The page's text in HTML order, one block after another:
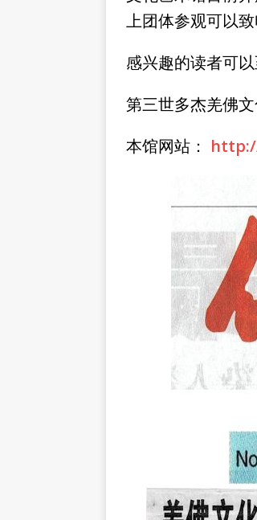
上团体参观可以
感兴趣的读者可
第三世多杰羌佛
本馆网站：